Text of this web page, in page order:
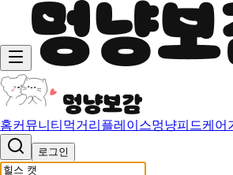
홈커뮤니티 먹거리 플레이스멍냥피드케어
로그인